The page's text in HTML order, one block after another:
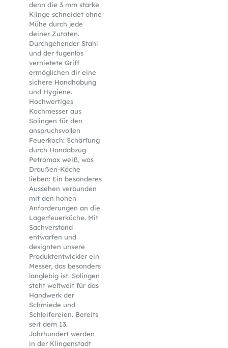
denn die 3 mm starke
Klinge schneidet ohne
Mühe durch jede
deiner Zutaten.
Durchgehender Stahl
und der fugenlos
vernietete Griff
ermöglichen dir eine
sichere Handhabung
und Hygiene.
Hochwertiges
Kochmesser aus
Solingen für den
anspruchsvollen
Feuerkoch: Schärfung
durch Handabzug
Petromax weiß, was
Draußen-Köche
lieben: Ein besonderes
Aussehen verbunden
mit den hohen
Anforderungen an die
Lagerfeuerküche. Mit
Sachverstand
entwarfen und
designten unsere
Produktentwickler ein
Messer, das besonders
langlebig ist. Solingen
steht weltweit für das
Handwerk der
Schmiede und
Schleifereien. Bereits
seit dem 13.
Jahrhundert werden
in der Klingenstadt